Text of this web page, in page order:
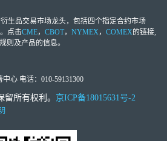
生品交易市场龙头，包括四个指定合约市场
。点击CME， CBOT， NYMEX， COMEX的链接,
则及产品的信息。
心 电话：010-59131300
所有权利。 京ICP备18015631号-2